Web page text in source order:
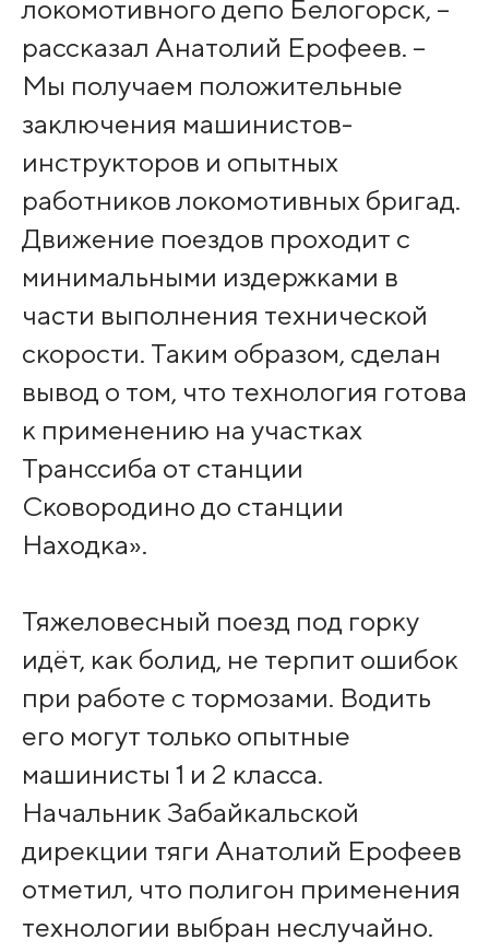
локомотивного депо Белогорск, –
рассказал Анатолий Ерофеев. –
Мы получаем положительные
заключения машинистов-
инструкторов и опытных
работников локомотивных бригад.
Движение поездов проходит с
минимальными издержками в
части выполнения технической
скорости. Таким образом, сделан
вывод о том, что технология готова
к применению на участках
Транссиба от станции
Сковородино до станции
Находка».
Тяжеловесный поезд под горку
идёт, как болид, не терпит ошибок
при работе с тормозами. Водить
его могут только опытные
машинисты 1 и 2 класса.
Начальник Забайкальской
дирекции тяги Анатолий Ерофеев
отметил, что полигон применения
технологии выбран неслучайно.